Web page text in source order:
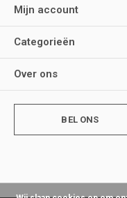
Mijn account
Categorieën
Over ons
BEL ONS